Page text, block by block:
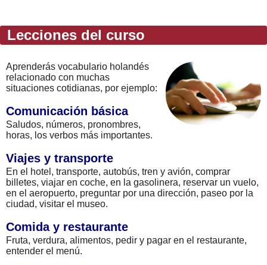
Lecciones del curso
Aprenderás vocabulario holandés
relacionado con muchas
situaciones cotidianas, por ejemplo:
Comunicación básica
Saludos, números, pronombres,
horas, los verbos más importantes.
Viajes y transporte
En el hotel, transporte, autobús, tren y avión, comprar
billetes, viajar en coche, en la gasolinera, reservar un vuelo,
en el aeropuerto, preguntar por una dirección, paseo por la
ciudad, visitar el museo.
Comida y restaurante
Fruta, verdura, alimentos, pedir y pagar en el restaurante,
entender el menú.